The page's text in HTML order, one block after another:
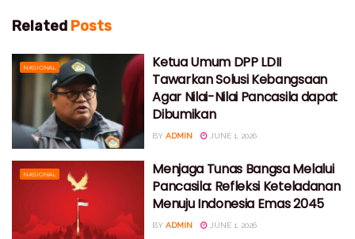
Related Posts
NASIONAL
Ketua Umum DPP LDII
Tawarkan Solusi Kebangsaan
Agar Nilai-Nilai Pancasila dapat
Dibumikan
BY ADMIN JUNE 1, 2026
NASIONAL
Menjaga Tunas Bangsa Melalui
Pancasila: Refleksi Keteladanan
Menuju Indonesia Emas 2045
BY ADMIN JUNE 1, 2026